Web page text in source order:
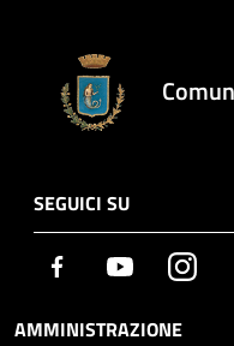
SEGUICI SU
Facebook Youtube
AMMINISTRAZIONE